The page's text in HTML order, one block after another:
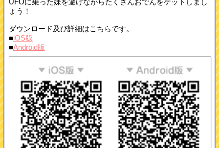
ょう！
ダウンロード及び詳細はこちらです。
■iOS版
■Android版